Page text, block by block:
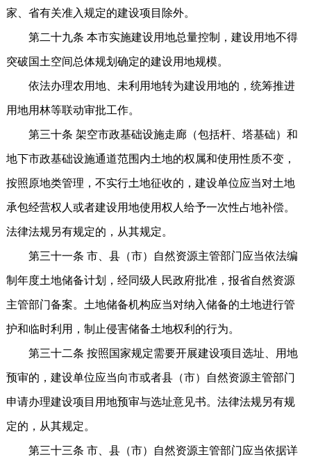
家、省有关准入规定的建设项目除外。
第二十九条 本市实施建设用地总量控制，建设用地不得
突破国土空间总体规划确定的建设用地规模。
依法办理农用地、未利用地转为建设用地的，统筹推进
用地用林等联动审批工作。
第三十条 架空市政基础设施走廊（包括杆、塔基础）和
地下市政基础设施通道范围内土地的权属和使用性质不变，
按照原地类管理，不实行土地征收的，建设单位应当对土地
承包经营权人或者建设用地使用权人给予一次性占地补偿。
法律法规另有规定的，从其规定。
第三十一条 市、县（市）自然资源主管部门应当依法编
制年度土地储备计划，经同级人民政府批准，报省自然资源
主管部门备案。土地储备机构应当对纳入储备的土地进行管
护和临时利用，制止侵害储备土地权利的行为。
第三十二条 按照国家规定需要开展建设项目选址、用地
预审的，建设单位应当向市或者县（市）自然资源主管部门
申请办理建设项目用地预审与选址意见书。法律法规另有规
定的，从其规定。
第三十三条 市、县（市）自然资源主管部门应当依据详